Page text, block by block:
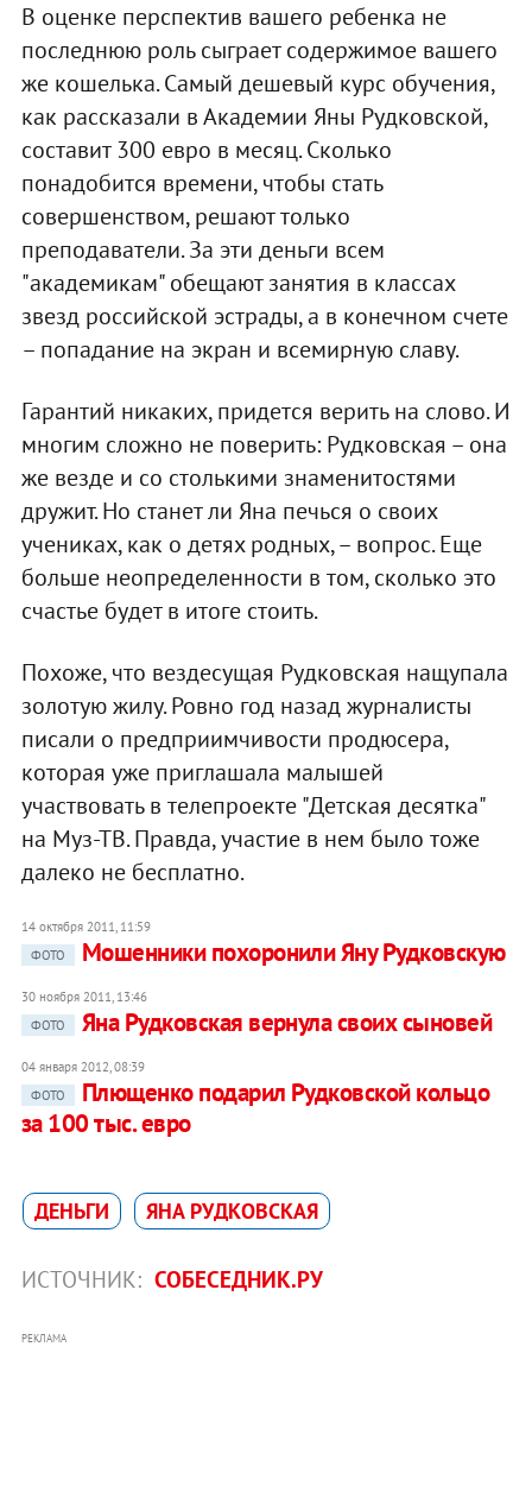
В оценке перспектив вашего ребенка не
последнюю роль сыграет содержимое вашего
же кошелька. Самый дешевый курс обучения,
как рассказали в Академии Яны Рудковской,
составит 300 евро в месяц. Сколько
понадобится времени, чтобы стать
совершенством, решают только
преподаватели. За эти деньги всем
"академикам" обещают занятия в классах
звезд российской эстрады, а в конечном счете
– попадание на экран и всемирную славу.
Гарантий никаких, придется верить на слово. И
многим сложно не поверить: Рудковская – она
же везде и со столькими знаменитостями
дружит. Но станет ли Яна печься о своих
учениках, как о детях родных, – вопрос. Еще
больше неопределенности в том, сколько это
счастье будет в итоге стоить.
Похоже, что вездесущая Рудковская нащупала
золотую жилу. Ровно год назад журналисты
писали о предприимчивости продюсера,
которая уже приглашала малышей
участвовать в телепроекте "Детская десятка"
на Муз-ТВ. Правда, участие в нем было тоже
далеко не бесплатно.
14 октября 2011, 11:59
ФОТО
Мошенники похоронили Яну Рудковскую
30 ноября 2011, 13:46
ФОТО
Яна Рудковская вернула своих сыновей
04 января 2012, 08:39
ФОТО
Плющенко подарил Рудковской кольцо
за 100 тыс. евро
ДЕНЬГИ ЯНА РУДКОВСКАЯ
ИСТОЧНИК: СОБЕСЕДНИК.РУ
РЕКЛАМА